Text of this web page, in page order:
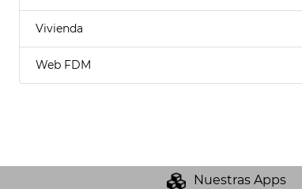
Vivienda
Web FDM
Nuestras Apps